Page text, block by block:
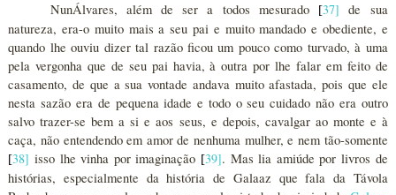
NunÁlvares, além de ser a todos mesurado
[37] de sua
natureza, era-o muito mais a seu pai e muito mandado e obediente, e
quando lhe ouviu dizer tal razão ficou um pouco como turvado, à uma
pela vergonha que de seu pai havia, à outra por lhe falar em feito de
casamento, de que a sua vontade andava muito afastada, pois que ele
nesta sazão era de pequena idade e todo o seu cuidado não era outro
salvo trazer-se bem a si e aos seus, e depois, cavalgar ao monte e à
caça, não entendendo em amor de nenhuma mulher, e nem tão-somente
[38] isso lhe vinha por imaginação [39]. Mas lia amiúde por livros de
histórias, especialmente da história de Galaaz que fala da Távola